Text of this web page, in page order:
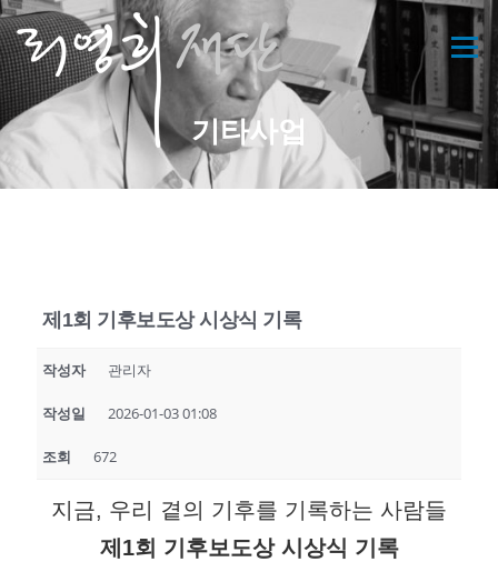
콘
텐
츠
로
바
로
가
기
메뉴
기타사업
제1회 기후보도상 시상식 기록
작성자 관리자
작성일 2026-01-03 01:08
조회 672
지금, 우리 곁의 기후를 기록하는 사람들
제1회 기후보도상 시상식 기록